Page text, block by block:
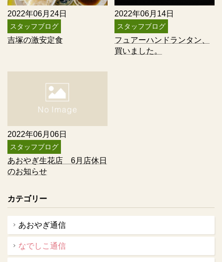
2022年06月24日
スタッフブログ
吉塚の激安定食
2022年06月14日
スタッフブログ
フュアーハンドランタン、
買いました。
2022年06月06日
スタッフブログ
あおやぎ生花店 6月店休日
のお知らせ
カテゴリー
あおやぎ通信
なでしこ通信